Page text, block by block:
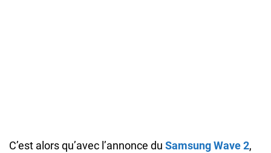
C’est alors qu’avec l’annonce du Samsung Wave 2,